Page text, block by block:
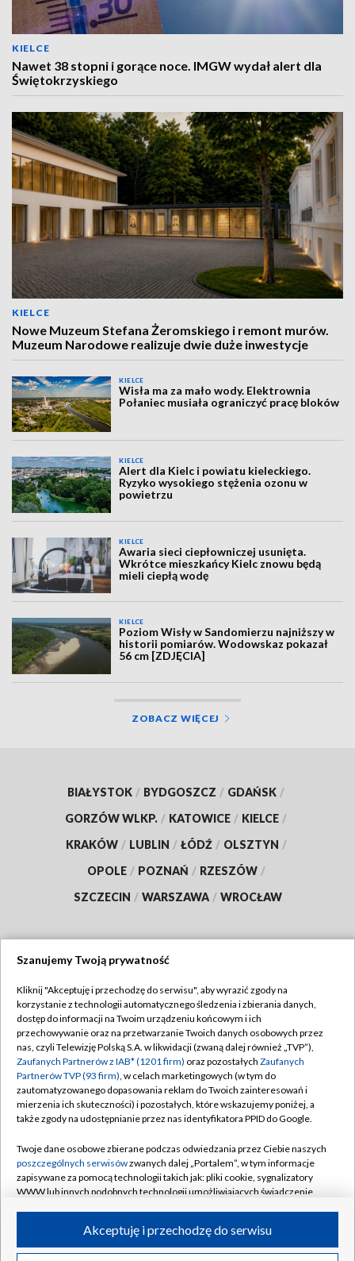
KIELCE
Nawet 38 stopni i gorące noce. IMGW wydał alert dla
Świętokrzyskiego
KIELCE
Nowe Muzeum Stefana Żeromskiego i remont murów.
Muzeum Narodowe realizuje dwie duże inwestycje
KIELCE
Wisła ma za mało wody. Elektrownia
Połaniec musiała ograniczyć pracę bloków
KIELCE
Alert dla Kielc i powiatu kieleckiego.
Ryzyko wysokiego stężenia ozonu w
powietrzu
KIELCE
Awaria sieci ciepłowniczej usunięta.
Wkrótce mieszkańcy Kielc znowu będą
mieli ciepłą wodę
KIELCE
Poziom Wisły w Sandomierzu najniższy w
historii pomiarów. Wodowskaz pokazał
56 cm [ZDJĘCIA]
ZOBACZ WIĘCEJ
BIAŁYSTOK / BYDGOSZCZ / GDAŃSK /
GORZÓW WLKP. / KATOWICE / KIELCE /
KRAKÓW / LUBLIN / ŁÓDŹ / OLSZTYN /
OPOLE / POZNAŃ / RZESZÓW /
SZCZECIN / WARSZAWA / WROCŁAW
TVP
Abonament TVP
Emisja w TVP
Centrum informacji TVP
Naziemna Telewizja Cyfrowa
Rada Programowa
System NOS
Informacje o nadawcy
Program dla prasy
Regulamin TVP
Polityka prywatności
Moje zgody
Pomoc
Kontakt
Kanały
©2026 Telewizja Polska S.A. w likwidacji
Szanujemy Twoją prywatność
Kliknij "Akceptuję i przechodzę do serwisu", aby wyrazić zgody na
korzystanie z technologii automatycznego śledzenia i zbierania danych,
dostęp do informacji na Twoim urządzeniu końcowym i ich
przechowywanie oraz na przetwarzanie Twoich danych osobowych przez
nas, czyli Telewizję Polską S.A. w likwidacji (zwaną dalej również „TVP”),
Zaufanych Partnerów z IAB* (1201 firm) oraz pozostałych Zaufanych
Partnerów TVP (93 firm), w celach marketingowych (w tym do
zautomatyzowanego dopasowania reklam do Twoich zainteresowań i
mierzenia ich skuteczności) i pozostałych, które wskazujemy poniżej, a
także zgody na udostępnianie przez nas identyfikatora PPID do Google.
Twoje dane osobowe zbierane podczas odwiedzania przez Ciebie naszych
poszczególnych serwisówzwanych dalej „Portalem”, w tym informacje
zapisywane za pomocą technologii takich jak: pliki cookie, sygnalizatory
WWW lub innych podobnych technologii umożliwiających świadczenie
ruchu w Internecie.Akceptuję i przechodzę do serwisu